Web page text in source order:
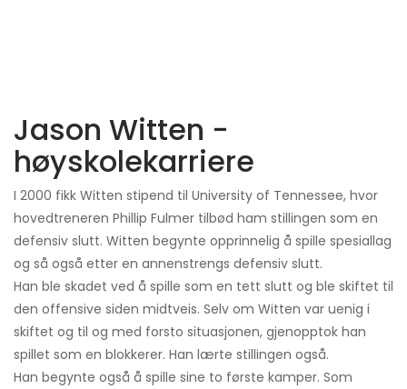
Jason Witten -
høyskolekarriere
I 2000 fikk Witten stipend til University of Tennessee, hvor
hovedtreneren Phillip Fulmer tilbød ham stillingen som en
defensiv slutt. Witten begynte opprinnelig å spille spesiallag
og så også etter en annenstrengs defensiv slutt.
Han ble skadet ved å spille som en tett slutt og ble skiftet til
den offensive siden midtveis. Selv om Witten var uenig i
skiftet og til og med forsto situasjonen, gjenopptok han
spillet som en blokkerer. Han lærte stillingen også.
Han begynte også å spille sine to første kamper. Som